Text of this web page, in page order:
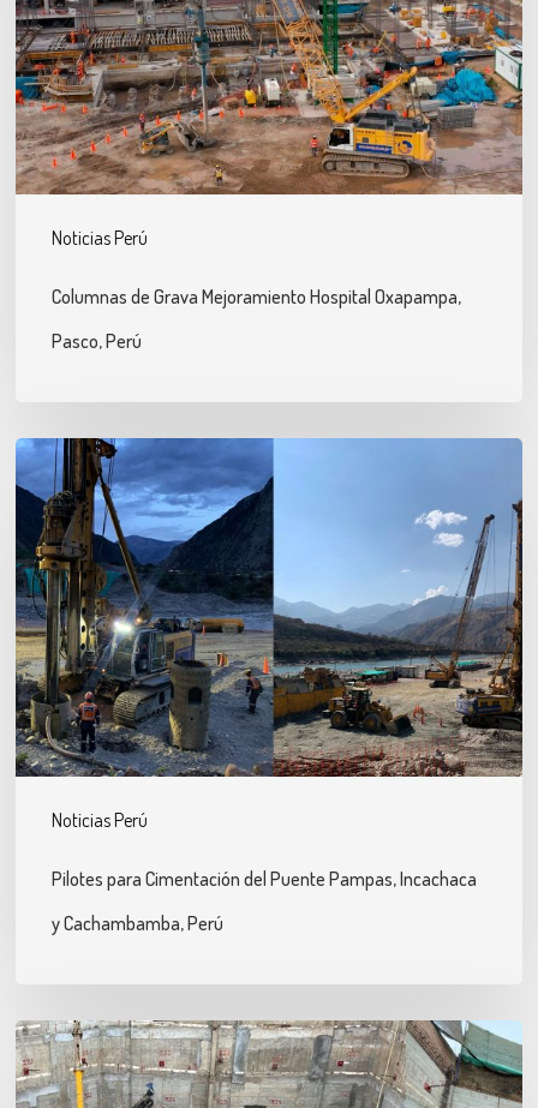
Noticias Perú
Hospital
Oxapampa,
Pasco,
Perú
Columnas de Grava Mejoramiento Hospital Oxapampa,
Pasco, Perú
Noticias Perú
Pilotes
para
Cimentación
del
Puente
Pampas,
Incachaca
y
Cachambamba,
Perú
Pilotes para Cimentación del Puente Pampas, Incachaca
y Cachambamba, Perú
Micropilotes
de